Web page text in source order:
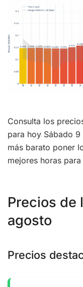
Consulta los
para hoy Sábado
más barato poner
mejores horas
Precios de
agosto
Precios